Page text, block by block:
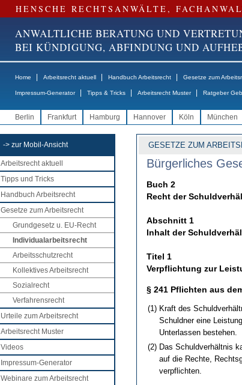
HENSCHE RECHTSANWÄLTE,
ANWALTLICHE BERATUNG UND
BEI KÜNDIGUNG, ABFINDUNG UND
Home Arbeitsrecht aktuell Handbuch Arbeitsrecht Gesetze zum
Impressum-Generator Tipps & Tricks Arbeitsrecht Muster Ratgeber
Berlin Frankfurt Hamburg Hannover Köln München
-> zur Mobil-Ansicht
Arbeitsrecht aktuell
Tipps und Tricks
Handbuch Arbeitsrecht
Gesetze zum Arbeitsrecht
Grundgesetz u. EU-Recht
Individualarbeitsrecht
Arbeitsschutzrecht
Kollektives Arbeitsrecht
Sozialrecht
Verfahrensrecht
Urteile zum Arbeitsrecht
Arbeitsrecht Muster
Videos
Impressum-Generator
Webinare zum Arbeitsrecht
GESETZE ZUM
Bürgerliches
Buch 2
Recht der
Abschnitt 1
Inhalt der
Titel 1
Verpflichtung zur
§ 241 Pflichten aus
(1) Kraft des
Schuldner eine
Unterlassen bestehen.
(2) Das Schuldverhältnis
auf die Rechte,
verpflichten.